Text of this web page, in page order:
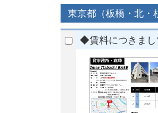
東京都（板橋・北・
◆賃料につきま